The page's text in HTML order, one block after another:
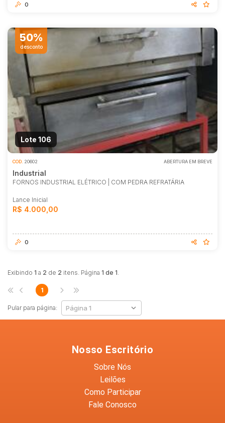
0
50%
desconto
Lote 106
COD. 20602 ABERTURA EM BREVE
Industrial
FORNOS INDUSTRIAL ELÉTRICO | COM PEDRA REFRATÁRIA
Lance Inicial
R$ 4.000,00
0
Exibindo 1 a 2 de 2 itens. Página 1 de 1.
Pular para página:
1
Nosso Escritório
Sobre Nós
Leilões
Como Participar
Fale Conosco